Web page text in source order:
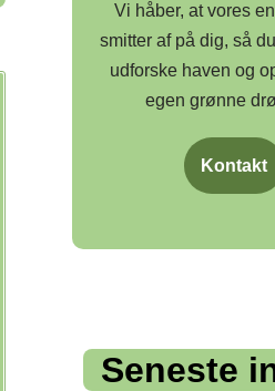
Vi håber, at vores
smitter af på dig, så
udforske haven og
egen grønne
Kontakt
Seneste